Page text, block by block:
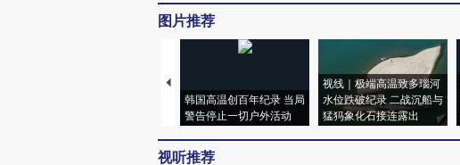
图片推荐
韩国高温创百年纪录 当局
警告停止一切户外活动
视线｜极端高温致多瑙河
水位跌破纪录 二战沉船与
猛犸象化石接连露出
视听推荐